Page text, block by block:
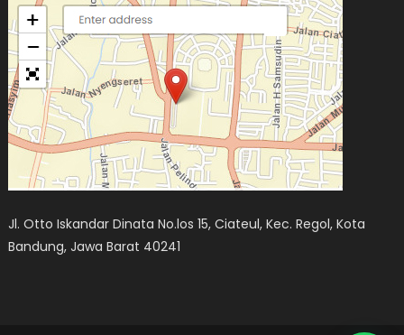
Jl. Otto Iskandar Dinata No.los 15, Ciateul, Kec. Regol, Kota
Bandung, Jawa Barat 40241